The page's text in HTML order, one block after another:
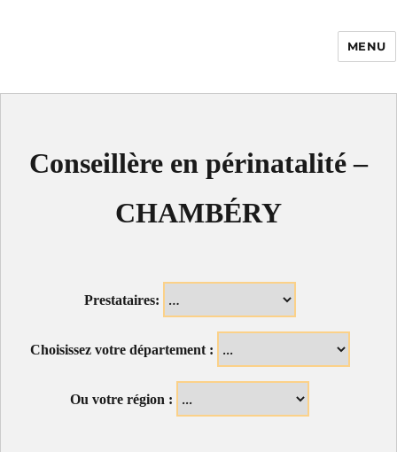
Enfance Made in
MENU
Conseillère en périnatalité –
CHAMBÉRY
Prestataires:
Choisissez votre département :
Ou votre région :